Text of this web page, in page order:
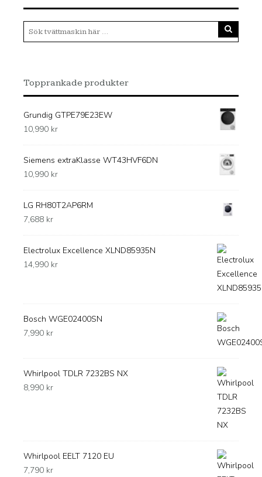
Topprankade produkter
Grundig GTPE79E23EW
10,990 kr
Siemens extraKlasse WT43HVF6DN
10,990 kr
LG RH80T2AP6RM
7,688 kr
Electrolux Excellence XLND85935N
14,990 kr
Bosch WGE02400SN
7,990 kr
Whirlpool TDLR 7232BS NX
8,990 kr
Whirlpool EELT 7120 EU
7,790 kr